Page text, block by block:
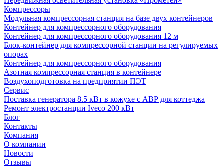
Компрессоры
Модульная компрессорная станция на базе двух контейнеров
Контейнер для компрессорного оборудования
Контейнер для компрессорного оборудования 12 м
Блок-контейнер для компрессорной станции на регулируемых
опорах
Контейнер для компрессорного оборудования
Азотная компрессорная станция в контейнере
Воздухоподготовка на предприятии ПЭТ
Сервис
Поставка генератора 8.5 кВт в кожухе с АВР для коттеджа
Ремонт электростанции Iveco 200 кВт
Блог
Контакты
Компания
О компании
Новости
Отзывы